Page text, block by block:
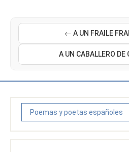
← A UN FRAILE
A UN CABALLERO
Poemas y poetas españoles